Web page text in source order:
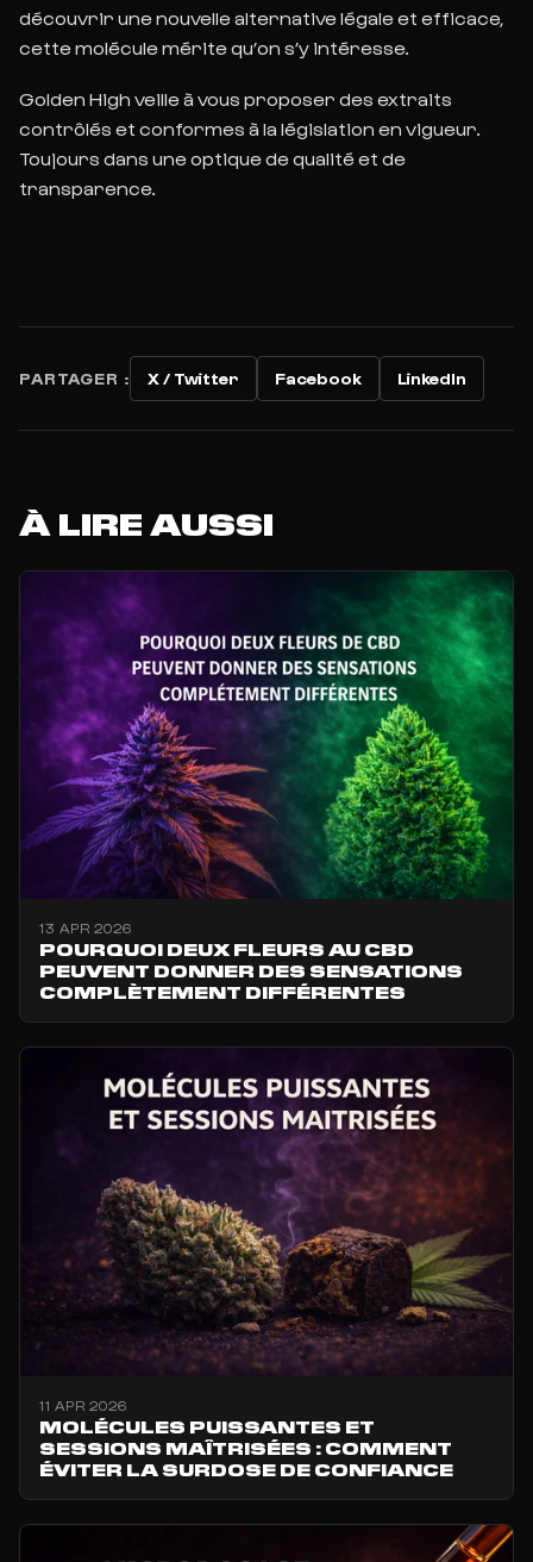
découvrir une nouvelle alternative légale et efficace,
cette molécule mérite qu’on s’y intéresse.
Golden High veille à vous proposer des extraits
contrôlés et conformes à la législation en vigueur.
Toujours dans une optique de qualité et de
transparence.
PARTAGER : X / Twitter Facebook LinkedIn
À LIRE AUSSI
13 APR 2026
POURQUOI DEUX FLEURS AU CBD
PEUVENT DONNER DES SENSATIONS
COMPLÈTEMENT DIFFÉRENTES
11 APR 2026
MOLÉCULES PUISSANTES ET
SESSIONS MAÎTRISÉES : COMMENT
ÉVITER LA SURDOSE DE CONFIANCE